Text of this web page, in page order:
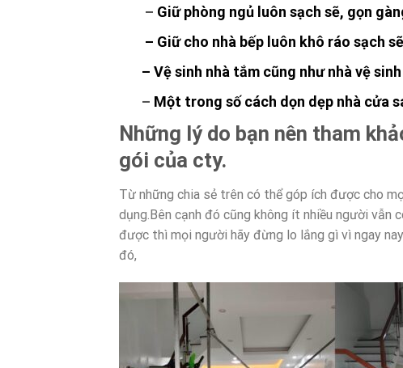
– Giữ phòng ngủ luôn sạch sẽ, gọn
– Giữ cho nhà bếp luôn khô ráo sạch sẽ
– Vệ sinh nhà tắm cũng như nhà vệ
– Một trong số cách dọn dẹp nhà cửa
Những lý do bạn nên tham
gói của cty.
Từ những chia sẻ trên có thể góp ích được cho
dụng.Bên cạnh đó cũng không ít nhiều người vẫn
được thì mọi người hãy đừng lo lắng gì vì ngay
đó,